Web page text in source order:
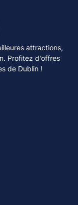
attractions,
Profitez d'offres
de Dublin !